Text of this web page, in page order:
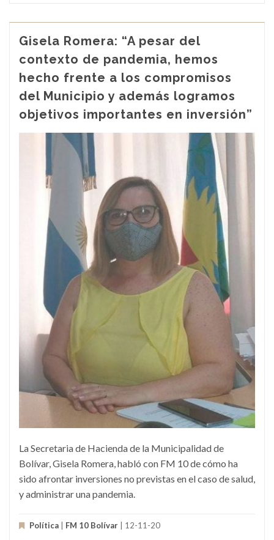
Gisela Romera: “A pesar del
contexto de pandemia, hemos
hecho frente a los compromisos
del Municipio y además logramos
objetivos importantes en inversión”
La Secretaria de Hacienda de la Municipalidad de
Bolívar, Gisela Romera, habló con FM 10 de cómo ha
sido afrontar inversiones no previstas en el caso de salud,
y administrar una pandemia.
Política | FM 10 Bolívar | 12-11-20